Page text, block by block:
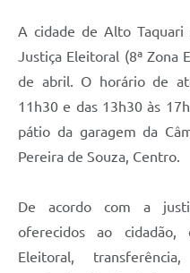
A cidade de Alto Taquari
Justiça Eleitoral (8ª Zona
de abril. O horário de
11h30 e das 13h30 às
pátio da garagem da
Pereira de Souza, Centro.
De acordo com a
oferecidos ao
Eleitoral,